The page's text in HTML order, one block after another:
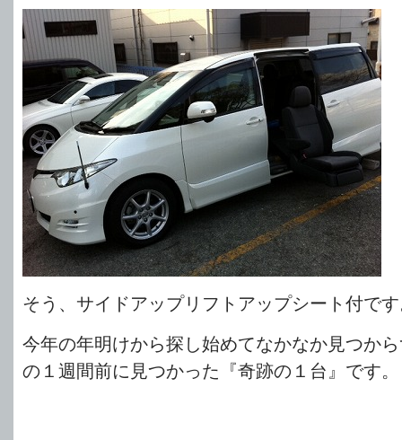
そう、サイドアップリフトアップシート付で
今年の年明けから探し始めてなかなか見つか
の１週間前に見つかった『奇跡の１台』です。